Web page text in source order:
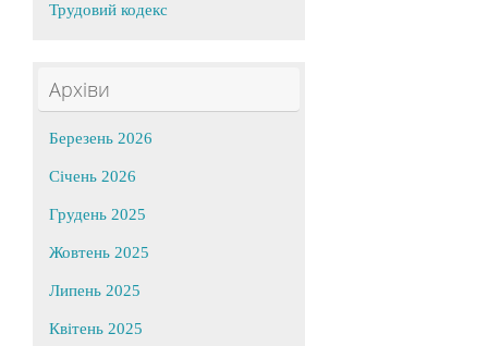
Трудовий кодекс
Архіви
Березень 2026
Січень 2026
Грудень 2025
Жовтень 2025
Липень 2025
Квітень 2025